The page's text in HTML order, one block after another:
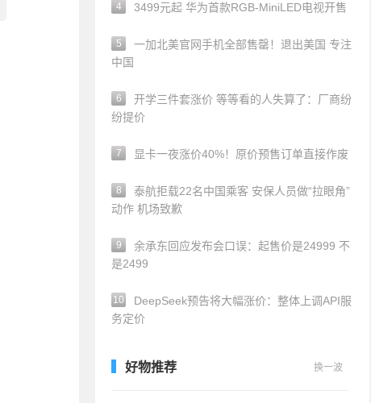
4 3499元起 华为首款RGB-MiniLED电视开售
5
一加北美官网手机全部售罄！退出美国 专注
中国
6
开学三件套涨价 等等看的人失算了：厂商纷
纷提价
7 显卡一夜涨价40%！原价预售订单直接作废
8
泰航拒载22名中国乘客 安保人员做“拉眼角”
动作 机场致歉
9
余承东回应发布会口误：起售价是24999 不
是2499
10
DeepSeek预告将大幅涨价：整体上调API服
务定价
好物推荐 换一波